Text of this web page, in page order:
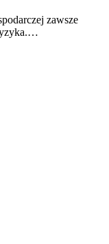
zawsze